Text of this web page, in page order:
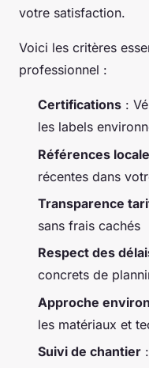
votre satisfaction.
Voici les critères
professionnel :
Certifications :
les labels
Références
récentes dans
Transparence
sans frais cachés
Respect des
concrets de
Approche
les matériaux et
Suivi de chantier